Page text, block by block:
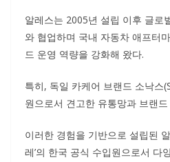
알레스는 2005년 설립 이후 글로
와 협업하며 국내 자동차 애프터
드 운영 역량을 강화해 왔다.
특히, 독일 카케어 브랜드 소낙스
원으로서 견고한 유통망과 브랜
이러한 경험을 기반으로 설립된
레’의 한국 공식 수입원으로서 다